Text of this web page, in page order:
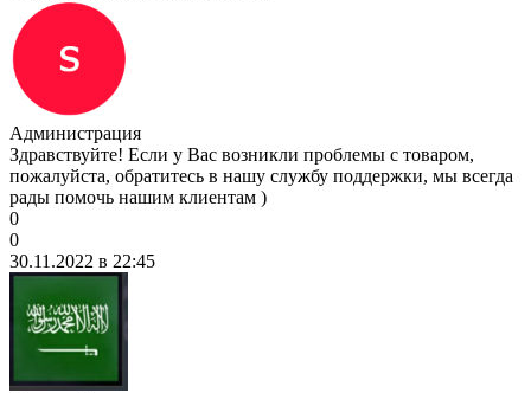
Администрация
Здравствуйте! Если у Вас возникли проблемы с товаром,
пожалуйста, обратитесь в нашу службу поддержки, мы всегда
рады помочь нашим клиентам )
0
0
30.11.2022 в 22:45